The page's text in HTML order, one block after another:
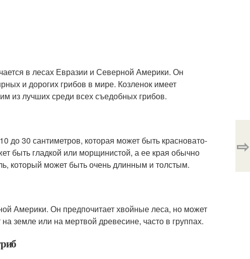
в лесах Евразии и Северной Америки. Он
и дорогих грибов в мире. Козленок имеет
из лучших среди всех съедобных грибов.
до 30 сантиметров, которая может быть красновато-
быть гладкой или морщинистой, а ее края обычно
который может быть очень длинным и толстым.
Америки. Он предпочитает хвойные леса, но может
земле или на мертвой древесине, часто в группах.
⇨